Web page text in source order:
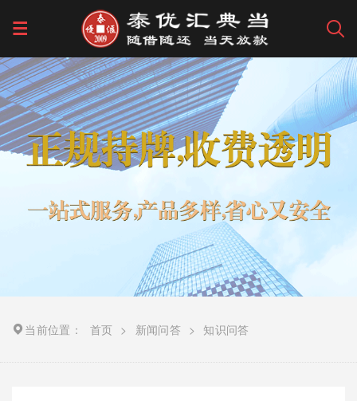
当前位置： 首页 > 新闻问答 > 知识问答